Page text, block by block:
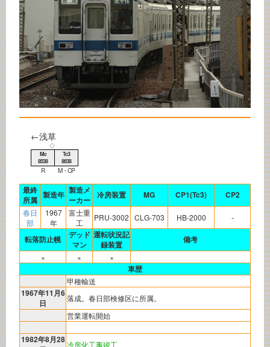
←浅草
◇
Mc
8538
Tc3
8638
R M・CP
最終
所属 製造年 製造メ
ーカー
冷房装置 MG CP1(Tc3) CP2
春日
部
1967
年
富士重
工
PRU-3002 CLG-703 HB-2000 -
転落防止幌
デッド
マン
運転状況記
録装置
備考
× × ×
車歴
甲種輸送
1967年11月6
日
落成。春日部検修区に所属。
営業運転開始
1982年8月28 冷房化工事竣工